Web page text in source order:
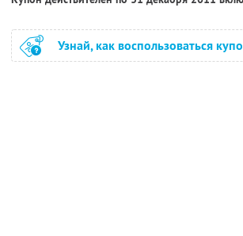
Узнай, как воспользоваться